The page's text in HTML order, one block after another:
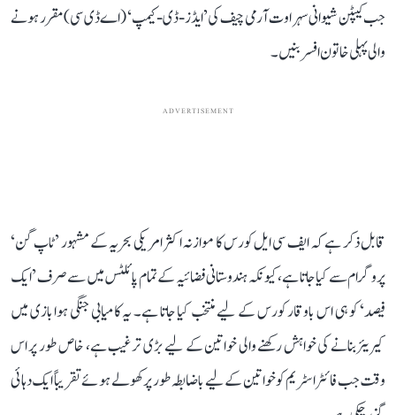
جب کیپٹن شیوانی سہراوت آرمی چیف کی ’ایڈز-ڈی-کیمپ‘ (اے ڈی سی) مقرر ہونے
والی پہلی خاتون افسر بنیں۔
ADVERTISEMENT
قابل ذکر ہے کہ ایف سی ایل کورس کا موازنہ اکثر امریکی بحریہ کے مشہور ’ٹاپ گن‘
پروگرام سے کیا جاتا ہے، کیونکہ ہندوستانی فضائیہ کے تمام پائلٹس میں سے صرف ’ایک
فیصد‘ کو ہی اس باوقار کورس کے لیے منتخب کیا جاتا ہے۔ یہ کامیابی جنگی ہوا بازی میں
کیریئر بنانے کی خواہش رکھنے والی خواتین کے لیے بڑی ترغیب ہے، خاص طور پر اس
وقت جب فائٹر اسٹریم کو خواتین کے لیے باضابطہ طور پر کھولے ہوئے تقریباً ایک دہائی